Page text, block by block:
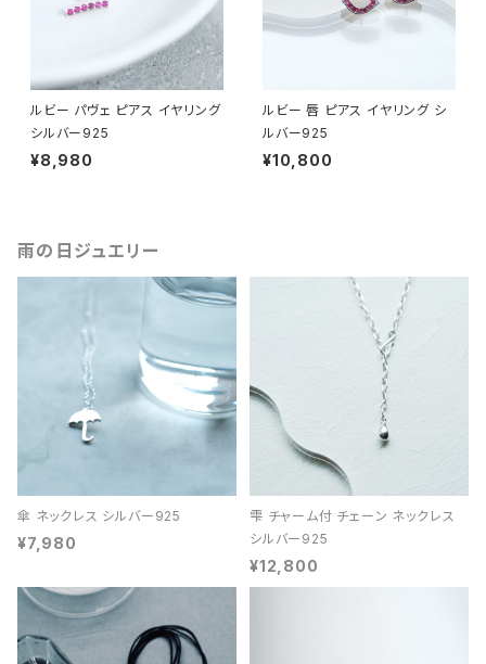
ルビー パヴェ ピアス イヤリング
シルバー925
¥8,980
ルビー 唇 ピアス イヤリング シ
ルバー925
¥10,800
雨の日ジュエリー
傘 ネックレス シルバー925
¥7,980
雫 チャーム付 チェーン ネックレス
シルバー925
¥12,800